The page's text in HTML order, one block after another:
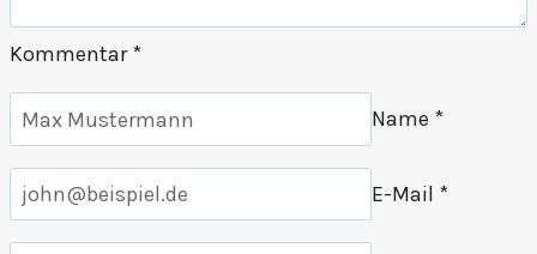
Kommentar*
Name *
E-Mail *